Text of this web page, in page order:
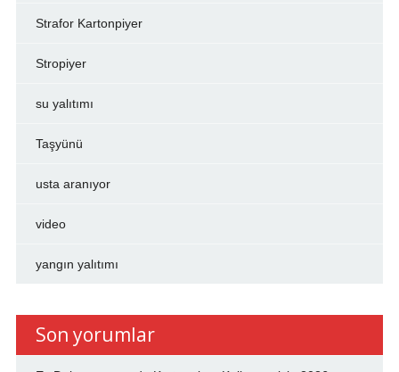
Strafor Kartonpiyer
Stropiyer
su yalıtımı
Taşyünü
usta aranıyor
video
yangın yalıtımı
Son yorumlar